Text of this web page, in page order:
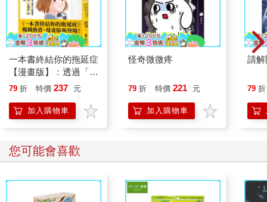
一本書終結你的拖延症
【漫畫版】：透過「小
行動」打開大腦的行動
「行動派」的37個科
學方法
79 折 特價 237 元
加入購物車
怪奇微微疼
79 折 特價 221 元
加入購物車
請解
79 折
您可能會喜歡